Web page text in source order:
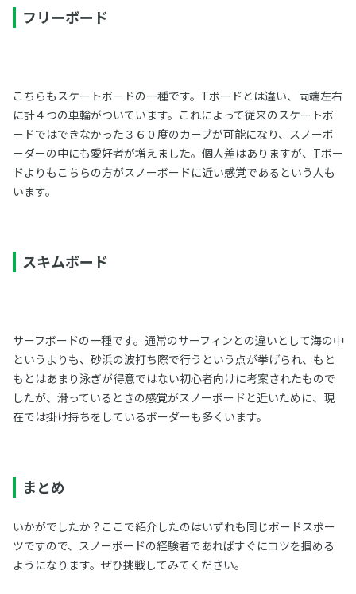
フリーボード
こちらもスケートボードの一種です。Tボードとは違い、両端左右
に計４つの車輪がついています。これによって従来のスケートボ
ードではできなかった３６０度のカーブが可能になり、スノーボ
ーダーの中にも愛好者が増えました。個人差はありますが、Tボー
ドよりもこちらの方がスノーボードに近い感覚であるという人も
います。
スキムボード
サーフボードの一種です。通常のサーフィンとの違いとして海の中
というよりも、砂浜の波打ち際で行うという点が挙げられ、もと
もとはあまり泳ぎが得意ではない初心者向けに考案されたもので
したが、滑っているときの感覚がスノーボードと近いために、現
在では掛け持ちをしているボーダーも多くいます。
まとめ
いかがでしたか？ここで紹介したのはいずれも同じボードスポー
ツですので、スノーボードの経験者であればすぐにコツを掴める
ようになります。ぜひ挑戦してみてください。